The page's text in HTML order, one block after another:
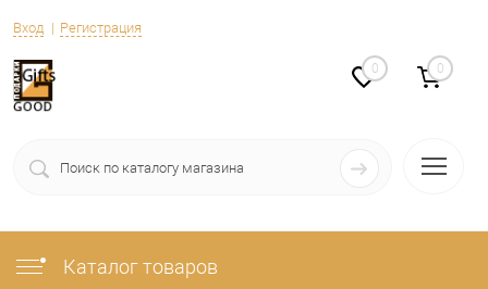
Вход Регистрация
0 0
Каталог товаров